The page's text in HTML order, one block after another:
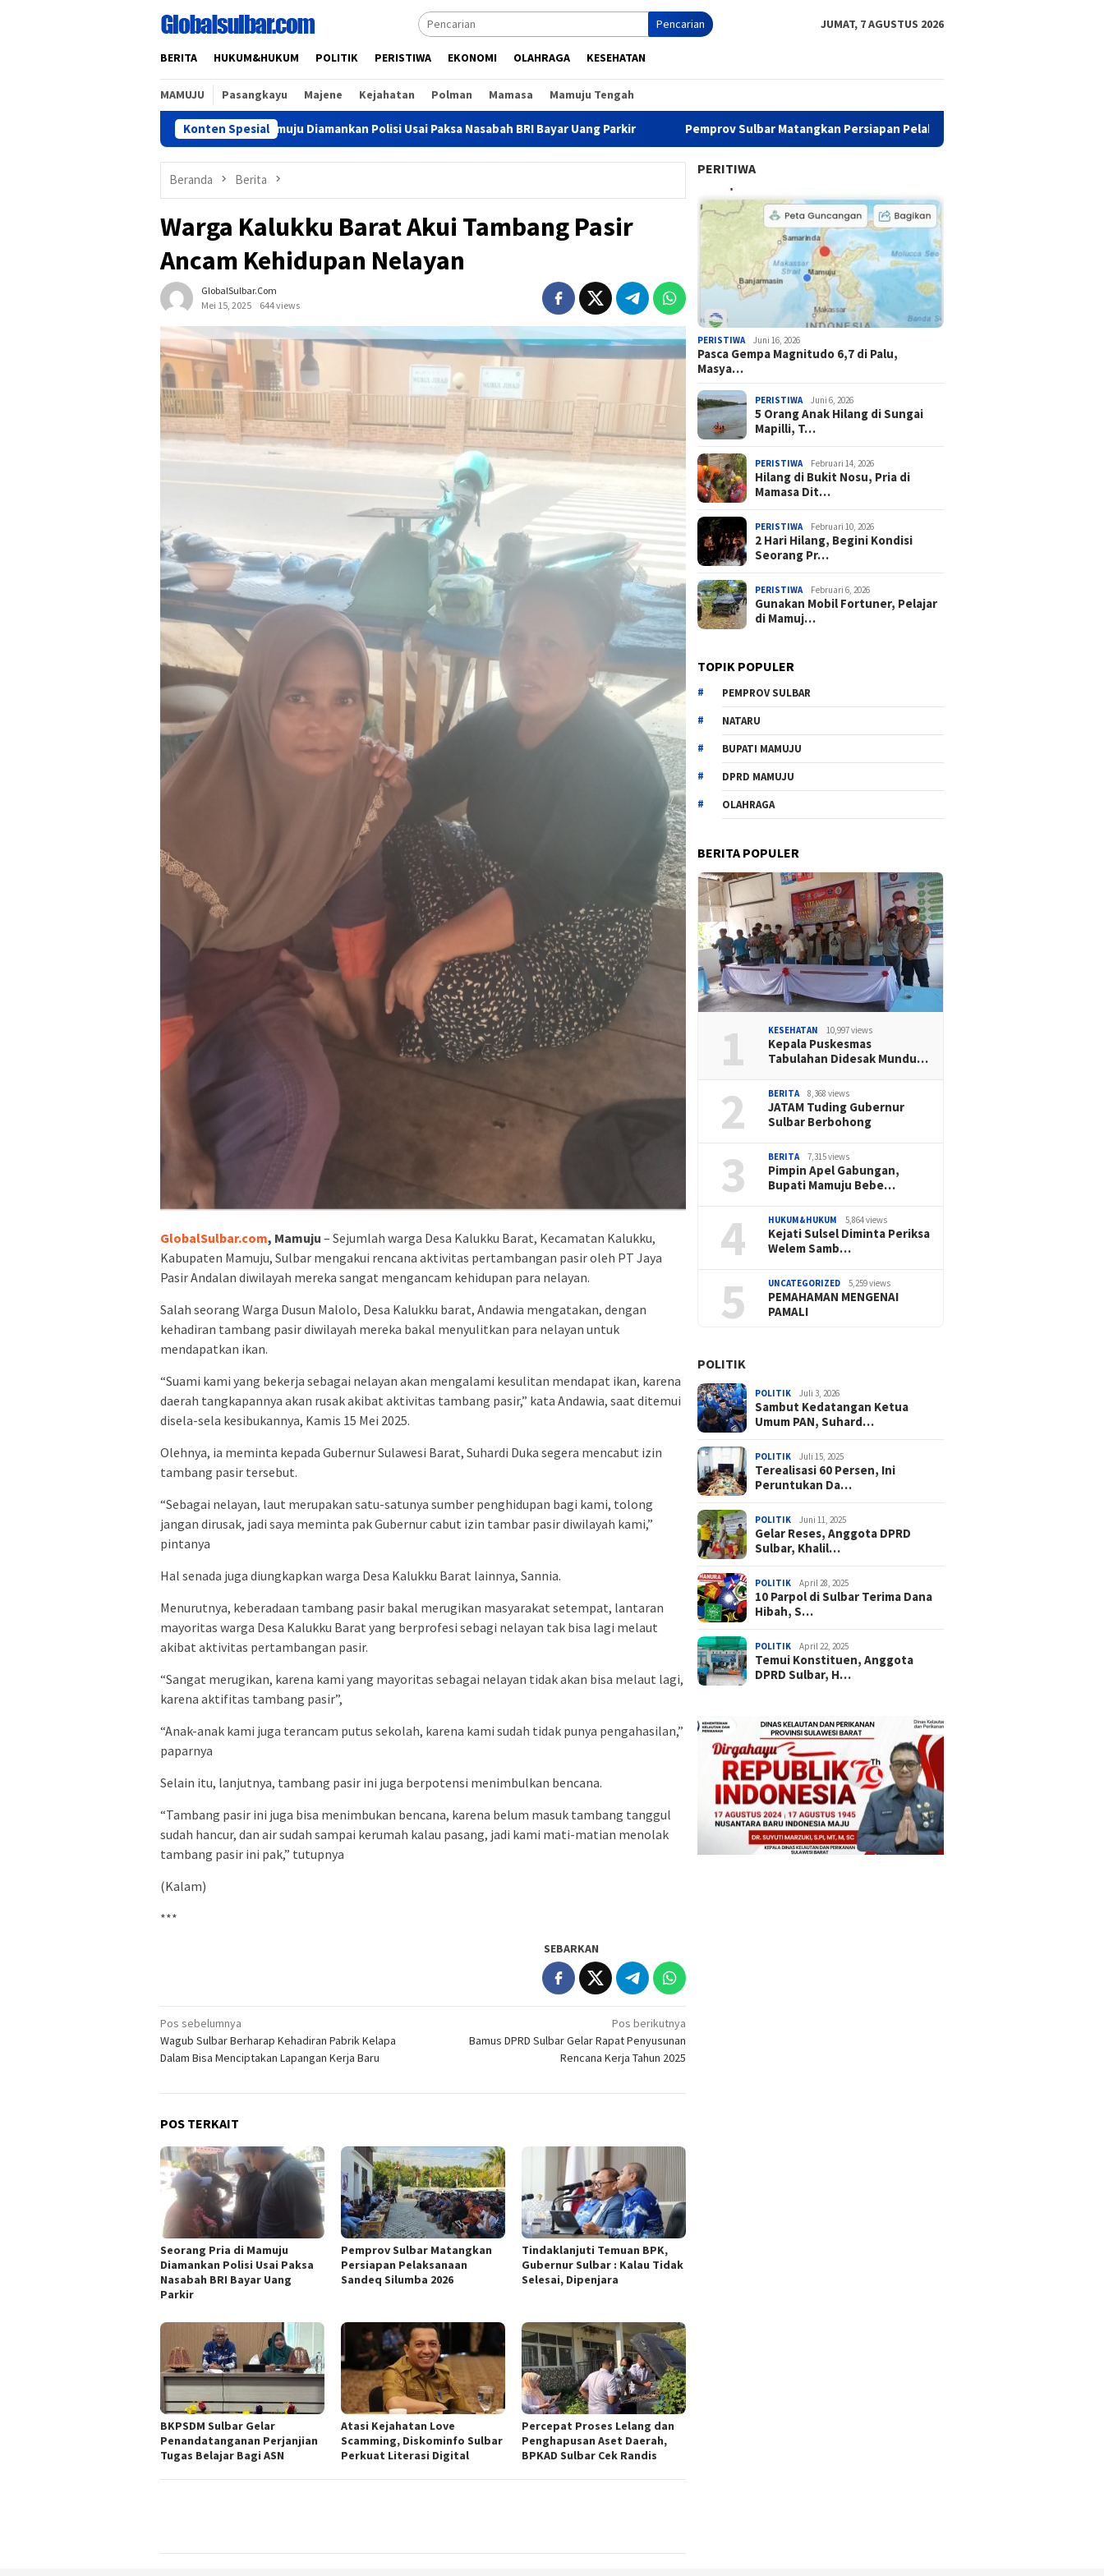
Pencarian JUMAT, 7 AGUSTUS 2026
BERITA HUKUM&HUKUM POLITIK PERISTIWA EKONOMI OLAHRAGA KESEHATAN
MAMUJU Pasangkayu Majene Kejahatan Polman Mamasa Mamuju Tengah
Konten Spesial
Seorang Pria di Mamuju Diamankan Polisi Usai Paksa Nasabah BRI Bayar Uang Parkir Pemprov Sulbar Matangkan Persiapan Pelaksanaan Sandeq Silumba 2026
Beranda Berita
Warga Kalukku Barat Akui Tambang Pasir
Ancam Kehidupan Nelayan
GlobalSulbar.com
Mei 15, 2025
644 views
GlobalSulbar.com, Mamuju – Sejumlah warga Desa Kalukku Barat, Kecamatan Kalukku,
Kabupaten Mamuju, Sulbar mengakui rencana aktivitas pertambangan pasir oleh PT Jaya
Pasir Andalan diwilayah mereka sangat mengancam kehidupan para nelayan.
Salah seorang Warga Dusun Malolo, Desa Kalukku barat, Andawia mengatakan, dengan
kehadiran tambang pasir diwilayah mereka bakal menyulitkan para nelayan untuk
mendapatkan ikan.
“Suami kami yang bekerja sebagai nelayan akan mengalami kesulitan mendapat ikan, karena
daerah tangkapannya akan rusak akibat aktivitas tambang pasir,” kata Andawia, saat ditemui
disela-sela kesibukannya, Kamis 15 Mei 2025.
Olehnya, ia meminta kepada Gubernur Sulawesi Barat, Suhardi Duka segera mencabut izin
tambang pasir tersebut.
“Sebagai nelayan, laut merupakan satu-satunya sumber penghidupan bagi kami, tolong
jangan dirusak, jadi saya meminta pak Gubernur cabut izin tambar pasir diwilayah kami,”
pintanya
Hal senada juga diungkapkan warga Desa Kalukku Barat lainnya, Sannia.
Menurutnya, keberadaan tambang pasir bakal merugikan masyarakat setempat, lantaran
mayoritas warga Desa Kalukku Barat yang berprofesi sebagi nelayan tak bisa lagi melaut
akibat aktivitas pertambangan pasir.
“Sangat merugikan, karena kami yang mayoritas sebagai nelayan tidak akan bisa melaut lagi,
karena aktifitas tambang pasir”,
“Anak-anak kami juga terancam putus sekolah, karena kami sudah tidak punya pengahasilan,”
paparnya
Selain itu, lanjutnya, tambang pasir ini juga berpotensi menimbulkan bencana.
“Tambang pasir ini juga bisa menimbukan bencana, karena belum masuk tambang tanggul
sudah hancur, dan air sudah sampai kerumah kalau pasang, jadi kami mati-matian menolak
tambang pasir ini pak,” tutupnya
(Kalam)
***
SEBARKAN
Navigasi
pos
Pos sebelumnya
Wagub Sulbar Berharap Kehadiran Pabrik Kelapa
Dalam Bisa Menciptakan Lapangan Kerja Baru
Pos berikutnya
Bamus DPRD Sulbar Gelar Rapat Penyusunan
Rencana Kerja Tahun 2025
POS TERKAIT
Seorang Pria di Mamuju
Diamankan Polisi Usai Paksa
Nasabah BRI Bayar Uang
Parkir
Pemprov Sulbar Matangkan
Persiapan Pelaksanaan
Sandeq Silumba 2026
Tindaklanjuti Temuan BPK,
Gubernur Sulbar : Kalau Tidak
Selesai, Dipenjara
BKPSDM Sulbar Gelar
Penandatanganan Perjanjian
Tugas Belajar Bagi ASN
Atasi Kejahatan Love
Scamming, Diskominfo Sulbar
Perkuat Literasi Digital
Percepat Proses Lelang dan
Penghapusan Aset Daerah,
BPKAD Sulbar Cek Randis
PERITIWA
PERISTIWA Juni 16, 2026
Pasca Gempa Magnitudo 6,7 di Palu,
Masya…
PERISTIWA Juni 6, 2026
5 Orang Anak Hilang di Sungai
Mapilli, T…
PERISTIWA Februari 14, 2026
Hilang di Bukit Nosu, Pria di
Mamasa Dit…
PERISTIWA Februari 10, 2026
2 Hari Hilang, Begini Kondisi
Seorang Pr…
PERISTIWA Februari 6, 2026
Gunakan Mobil Fortuner, Pelajar
di Mamuj…
TOPIK POPULER
PEMPROV SULBAR
NATARU
BUPATI MAMUJU
DPRD MAMUJU
OLAHRAGA
BERITA POPULER
1 KESEHATAN 10,997 views
Kepala Puskesmas
Tabulahan Didesak Mundu…
2 BERITA 8,368 views
JATAM Tuding Gubernur
Sulbar Berbohong
3 BERITA 7,315 views
Pimpin Apel Gabungan,
Bupati Mamuju Bebe…
4 HUKUM&HUKUM 5,864 views
Kejati Sulsel Diminta Periksa
Welem Samb…
5 UNCATEGORIZED 5,259 views
PEMAHAMAN MENGENAI
PAMALI
POLITIK
POLITIK Juli 3, 2026
Sambut Kedatangan Ketua
Umum PAN, Suhard…
POLITIK Juli 15, 2025
Terealisasi 60 Persen, Ini
Peruntukan Da…
POLITIK Juni 11, 2025
Gelar Reses, Anggota DPRD
Sulbar, Khalil…
POLITIK April 28, 2025
10 Parpol di Sulbar Terima Dana
Hibah, S…
POLITIK April 22, 2025
Temui Konstituen, Anggota
DPRD Sulbar, H…